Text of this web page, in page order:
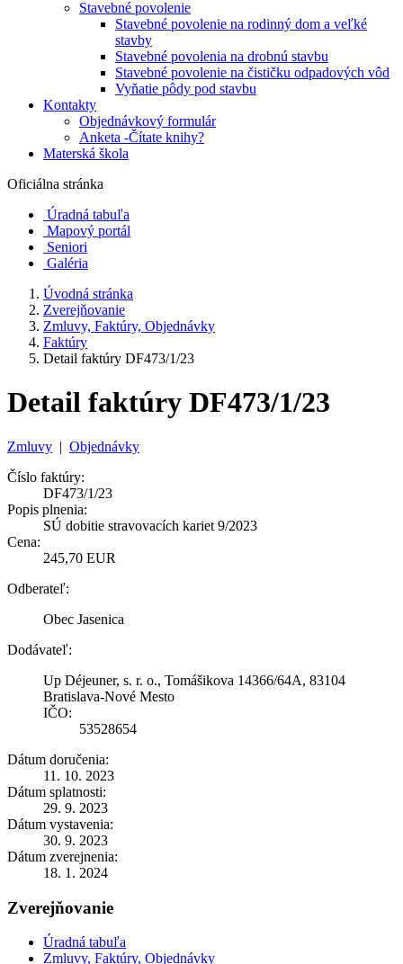
Stavebné povolenie
Stavebné povolenie na rodinný dom a veľké
stavby
Stavebné povolenia na drobnú stavbu
Stavebné povolenie na čističku odpadových vôd
Vyňatie pôdy pod stavbu
Kontakty
Objednávkový formulár
Anketa -Čítate knihy?
Materská škola
Oficiálna stránka
Úradná tabuľa
Mapový portál
Seniori
Galéria
Úvodná stránka
Zverejňovanie
Zmluvy, Faktúry, Objednávky
Faktúry
Detail faktúry DF473/1/23
Detail faktúry DF473/1/23
Zmluvy | Objednávky
Číslo faktúry:
DF473/1/23
Popis plnenia:
SÚ dobitie stravovacích kariet 9/2023
Cena:
245,70 EUR
Odberateľ:
Obec Jasenica
Dodávateľ:
Up Déjeuner, s. r. o., Tomášikova 14366/64A, 83104
Bratislava-Nové Mesto
IČO:
53528654
Dátum doručenia:
11. 10. 2023
Dátum splatnosti:
29. 9. 2023
Dátum vystavenia:
30. 9. 2023
Dátum zverejnenia:
18. 1. 2024
Zverejňovanie
Úradná tabuľa
Zmluvy, Faktúry, Objednávky